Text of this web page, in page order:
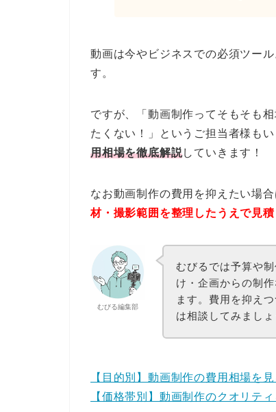
動画は今やビジネスでの必須ツー
す。
ですが、「動画制作ってそもそも
たくない！」というご担当者様も
用相場を徹底解説していきます！
なお動画制作の費用を抑えたい場
材・撮影範囲を整理したうえで見
むびる編集部
むびるでは予算や
け・企画からの制
ます。費用を抑え
は相談してみましょ
【目的別】動画制作の費用相場を
【価格帯別】動画制作のクオリテ